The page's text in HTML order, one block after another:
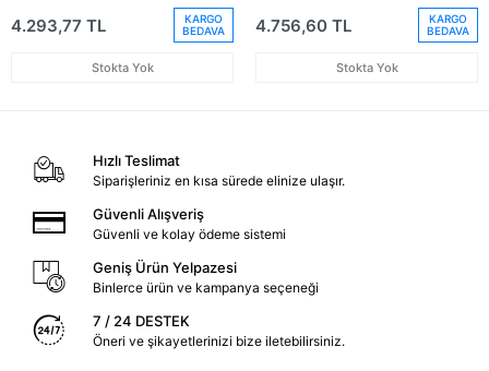
8V1857410T9B9)
4.293,77 TL
KARGO
BEDAVA
Stokta Yok
8V1857409T9B9)
4.756,60 TL
KARGO
BEDAVA
Stokta Yok
Hızlı Teslimat
Siparişleriniz en kısa sürede elinize ulaşır.
Güvenli Alışveriş
Güvenli ve kolay ödeme sistemi
Geniş Ürün Yelpazesi
Binlerce ürün ve kampanya seçeneği
7 / 24 DESTEK
Öneri ve şikayetlerinizi bize iletebilirsiniz.